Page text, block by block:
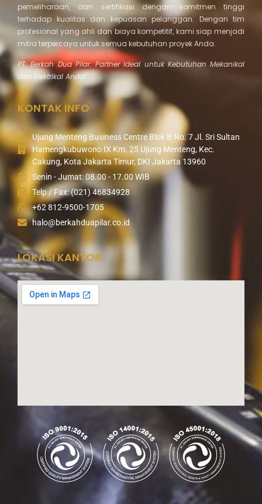
pemeliharaan, dan sertifikasi dengan komitmen tinggi
terhadap kualitas dan kepuasan pelanggan. Dengan tim
profesional yang ahli dan biaya kompetitif, kami siap menjadi
mitra terpercaya untuk semua kebutuhan proyek Anda.
PT. Berkah Dua Pilar: Partner Ideal untuk Kebutuhan Mekanikal
dan Elektrikal Anda!
KONTAK INFO
Ujung Menteng Business Centre Blok B No. 7 Jl. Sri Sultan
Hamengkubuwono IX Km. 25 Ujung Menteng, Kec.
Cakung, Kota Jakarta Timur, DKI Jakarta 13960
Senin - Jumat: 08.00 - 17.00 WIB
Telp / Fax: (021) 46834928
+62 812-9500-1705
halo@berkahduapilar.co.id
LOKASI KANTOR